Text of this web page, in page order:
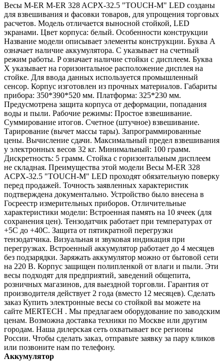
Весы M-ER M-ER 328 ACPX-32.5 "TOUCH-M" LED созданы
для взвешивания и фасовки товаров, для упрощения торговых
расчетов. Модель отличается выносной стойкой, LED
экранами. Цвет корпуса: белый. Особенности конструкции
Название модели описывает элементы конструкции. Буква А
означает наличие аккумулятора. С указывает на счетный
режим работы. P означает наличие стойки с дисплеем. Буква
X указывает на горизонтальное расположение дисплея на
стойке. Для ввода данных используется промышленный
сенсор. Корпус изготовлен из прочных материалов. Габариты
прибора: 350*390*520 мм. Платформа: 325*230 мм.
Предусмотрена защита корпуса от деформации, попадания
воды и пыли. Рабочие режимы: Простое взвешивание.
Суммирование итогов. Счетное (штучное) взвешивание.
Тарирование (вычет массы тары). Запрограммированные
цены. Вычисление сдачи. Максимальный предел взвешивания
у электронных весов 32 кг. Минимальный: 100 грамм.
Дискретность: 5 грамм. Стойка с горизонтальным дисплеем
не складная. Преимущества этой модели Весы M-ER 328
ACPX-32.5 "TOUCH-M" LED проходят обязательную поверку
перед продажей. Точность заявленных характеристик
подтверждена документально. Устройство было внесена в
Госреестр измерительных приборов. Отличительные
характеристики модели: Встроенная память на 10 ячеек (для
сохранения цен). Тензодатчик работает при температурах от
+5С до +40С. Защита от пятикратной перегрузки
тензодатчика. Визуальная и звуковая индикация при
перегрузках. Встроенный аккумулятор работает до 4 месяцев
без подзарядки. Заряжать аккумулятор можно от бытовой сети
на 220 В. Корпус защищен полипленкой от влаги и пыли. Эти
весы подходят для предприятий, заведений общепита,
розничных магазинов, для выездной торговли. Гарантия от
производителя действует 2 года (вместо 12 месяцев). Сделать
заказ Купить электронные весы со стойкой вы можете на
сайте MERTECH . Мы предлагаем оборудование по заводским
ценам. Возможна доставка техники по Москве или другим
городам. Наша дилерская сеть охватывает все регионы
России. Чтобы сделать заказ, отправьте заявку за пару кликов
или позвоните нам по телефону.
Аккумулятор